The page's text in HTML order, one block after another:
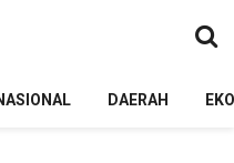
DAERAH